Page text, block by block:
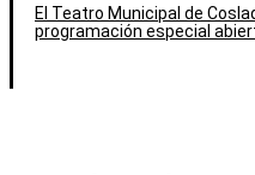
El Teatro Municipal de
programación especial